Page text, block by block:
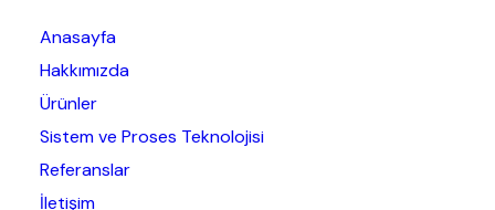
Anasayfa
Hakkımızda
Ürünler
Sistem ve Proses Teknolojisi
Referanslar
İletişim